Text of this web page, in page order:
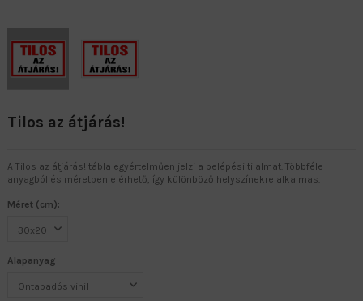
Tilos az átjárás!
A Tilos az átjárás! tábla egyértelműen jelzi a belépési tilalmat. Többféle
anyagból és méretben elérhető, így különböző helyszínekre alkalmas.
Méret (cm):
Alapanyag